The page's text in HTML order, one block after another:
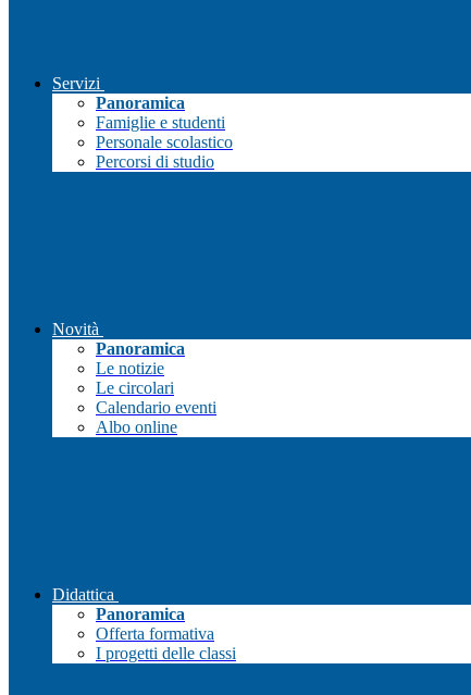
Servizi
Panoramica
Famiglie e studenti
Personale scolastico
Percorsi di studio
Novità
Panoramica
Le notizie
Le circolari
Calendario eventi
Albo online
Didattica
Panoramica
Offerta formativa
I progetti delle classi